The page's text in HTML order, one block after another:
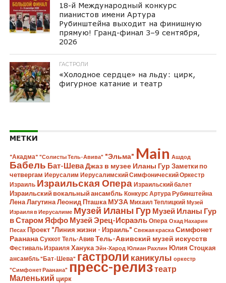
18-й Международный конкурс
пианистов имени Артура
Рубинштейна выходит на финишную
прямую! Гранд-финал 3–9 сентября,
2026
ГАСТРОЛИ
«Холодное сердце» на льду: цирк,
фигурное катание и театр
МЕТКИ
"Акадма" "Солисты Тель-Авива" "Эльма" Main Ашдод
Бабель Бат-ШеваДжаз в музее Иланы Гур Заметки по
четвергам Иерусалим Иерусалимский Симфонический Оркестр
Израиль Израильская Опера Израильский балет
Израильский вокальный ансамбль Конкурс Артура Рубинштейна
Лена Лагутина Леонид Пташка МУЗА Михаил Теплицкий Музей
Израиля в Иерусалиме Музей Иланы Гур Музей Иланы Гур
в Старом Яффо Музей Эрец-Исраэль Опера Охад Нахарин
Песах Проект "Линия жизни - Израиль" Свежая краска Симфонет
Раанана Суккот Тель-Авив Тель-Авивский музей искусств
Фестиваль Израиля Ханука Эйн-Харод Юлиан Рахлин Юлия Стоцкая
ансамбль "Бат-Шева" гастроли каникулы оркестр
"Симфонет Раанана" пресс-релизтеатр
Маленький цирк